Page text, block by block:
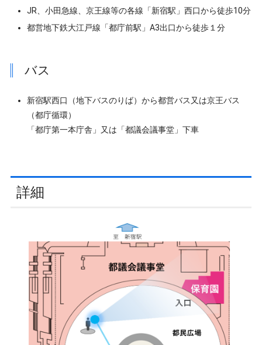
JR、小田急線、京王線等の各線「新宿駅」西口から徒歩10分
都営地下鉄大江戸線「都庁前駅」A3出口から徒歩１分
バス
新宿駅西口（地下バスのりば）から都営バス又は京王バス
（都庁循環）
「都庁第一本庁舎」又は「都議会議事堂」下車
詳細